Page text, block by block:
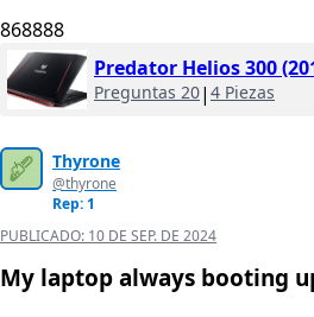
868888
Predator Helios 300
Preguntas 20| 4 Piezas
Thyrone
@thyrone
Rep: 1
PUBLICADO: 10 DE SEP. DE 2024
My laptop always booting